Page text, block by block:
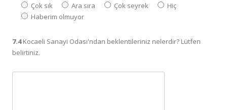
Çok sık Ara sıra Çok seyrek
Hiç
Haberim olmuyor
7.4Kocaeli Sanayi Odası'ndan beklentileriniz nelerdir? Lütfen
belirtiniz.